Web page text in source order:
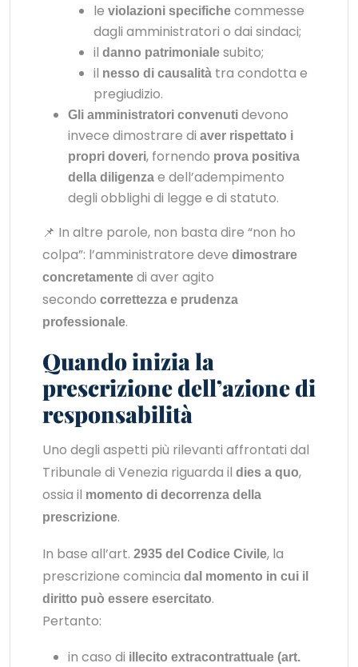
le violazioni specifiche commesse
dagli amministratori o dai sindaci;
il danno patrimoniale subito;
il nesso di causalità tra condotta e
pregiudizio.
Gli amministratori convenuti devono
invece dimostrare di aver rispettato i
propri doveri, fornendo prova positiva
della diligenza e dell’adempimento
degli obblighi di legge e di statuto.
📌 In altre parole, non basta dire “non ho
colpa”: l’amministratore deve dimostrare
concretamente di aver agito
secondo correttezza e prudenza
professionale.
Quando inizia la
prescrizione dell’azione di
responsabilità
Uno degli aspetti più rilevanti affrontati dal
Tribunale di Venezia riguarda il dies a quo,
ossia il momento di decorrenza della
prescrizione.
In base all’art. 2935 del Codice Civile, la
prescrizione comincia dal momento in cui il
diritto può essere esercitato.
Pertanto:
in caso di illecito extracontrattuale (art.